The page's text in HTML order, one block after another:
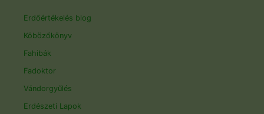
Erdőértékelés blog
Köbözőkönyv
Fahibák
Fadoktor
Vándorgyűlés
Erdészeti Lapok